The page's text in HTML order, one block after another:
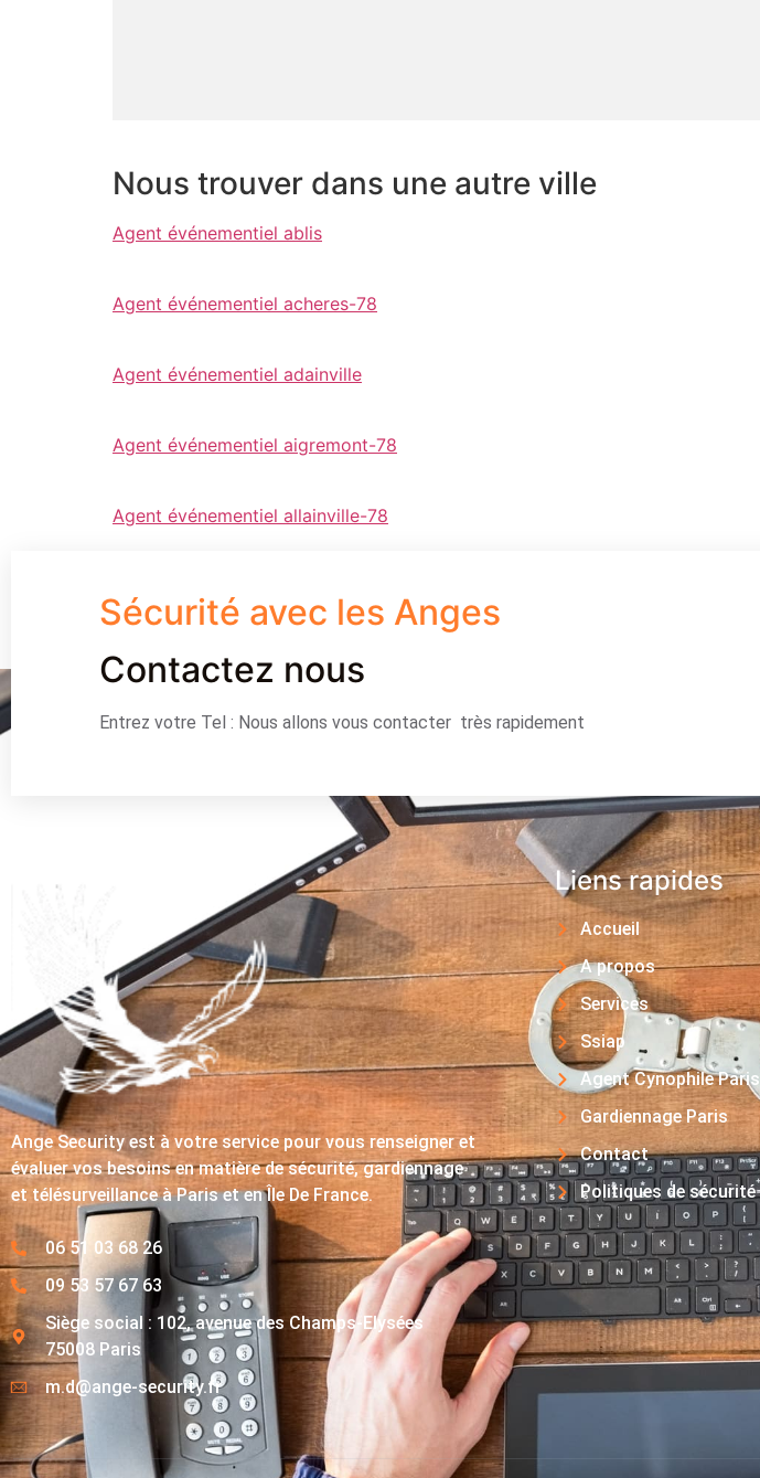
Nous trouver dans une autre ville
Agent événementiel ablis
Agent événementiel acheres-78
Agent événementiel adainville
Agent événementiel aigremont-78
Agent événementiel allainville-78
Sécurité avec les Anges
Contactez nous
Entrez votre Tel : Nous allons vous contacter très rapidement
Ange Security est à votre service pour vous renseigner et
évaluer vos besoins en matière de sécurité, gardiennage
et télésurveillance à Paris et en Île De France.
06 51 03 68 26
09 53 57 67 63
Siège social : 102, avenue des Champs-Elysées
75008 Paris
m.d@ange-security.fr
Liens rapides
Accueil
A propos
Services
Ssiap
Agent Cynophile Paris
Gardiennage Paris
Contact
Politiques de sécurité